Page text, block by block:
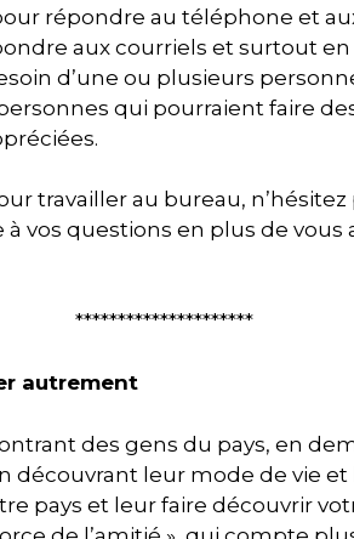
répondre au téléphone et
aux courriels et surtout
d’une ou plusieurs
qui pourraient faire
travailler au bureau,
vos questions en plus de vous
*********************
autrement
des gens du pays, en
leur mode de vie et
pays et leur faire découvrir